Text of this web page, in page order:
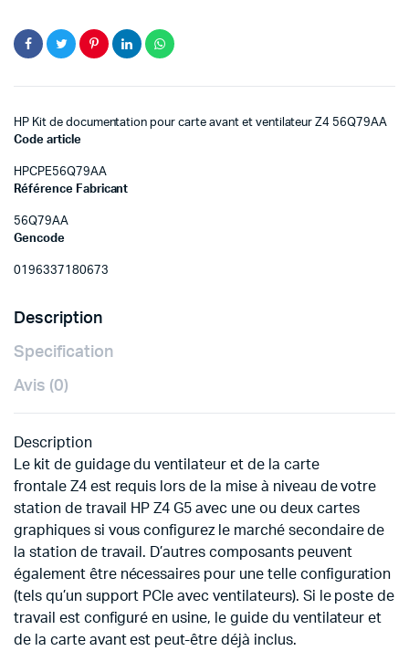
HP Kit de documentation pour carte avant et ventilateur Z4 56Q79AA
Code article
HPCPE56Q79AA
Référence Fabricant
56Q79AA
Gencode
0196337180673
Description
Specification
Avis (0)
Description
Le kit de guidage du ventilateur et de la carte
frontale Z4 est requis lors de la mise à niveau de votre
station de travail HP Z4 G5 avec une ou deux cartes
graphiques si vous configurez le marché secondaire de
la station de travail. D’autres composants peuvent
également être nécessaires pour une telle configuration
(tels qu’un support PCIe avec ventilateurs). Si le poste de
travail est configuré en usine, le guide du ventilateur et
de la carte avant est peut-être déjà inclus.